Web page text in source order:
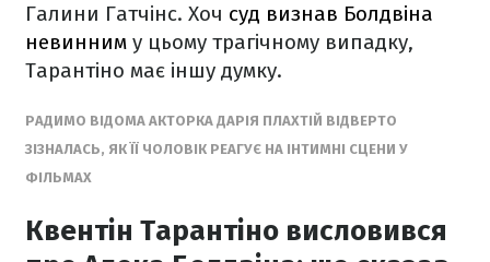
Галини Гатчінс. Хоч суд визнав Болдвіна
невинним у цьому трагічному випадку,
Тарантіно має іншу думку.
РАДИМО ВІДОМА АКТОРКА ДАРІЯ ПЛАХТІЙ ВІДВЕРТО
ЗІЗНАЛАСЬ, ЯК ЇЇ ЧОЛОВІК РЕАГУЄ НА ІНТИМНІ СЦЕНИ У
ФІЛЬМАХ
Квентін Тарантіно висловився